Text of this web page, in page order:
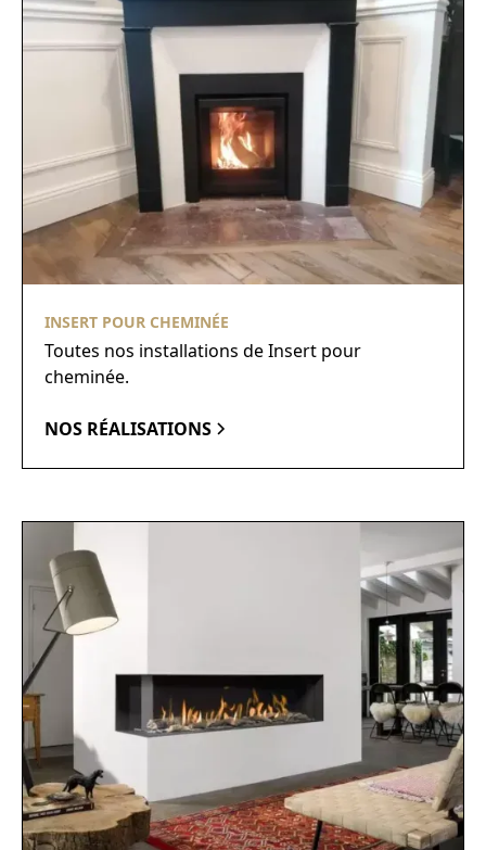
INSERT POUR CHEMINÉE
Toutes nos installations de Insert pour
cheminée.
NOS RÉALISATIONS